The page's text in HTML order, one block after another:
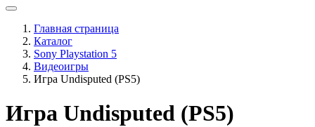
Главная страница
Каталог
Sony Playstation 5
Видеоигры
Игра Undisputed (PS5)
Игра Undisputed (PS5)